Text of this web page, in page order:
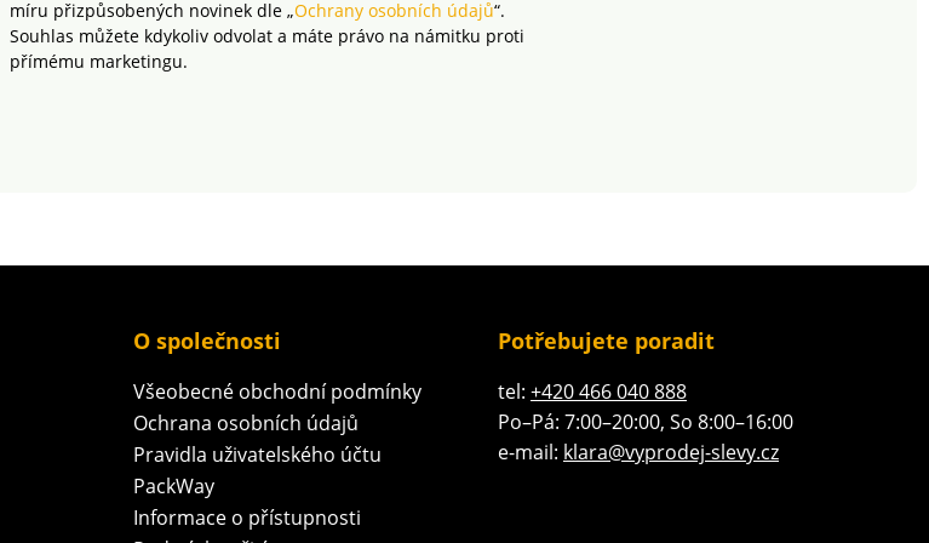
míru přizpůsobených novinek dle „Ochrany osobních údajů“.
Souhlas můžete kdykoliv odvolat a máte právo na námitku proti
přímému marketingu.
O společnosti
Všeobecné obchodní podmínky
Ochrana osobních údajů
Pravidla uživatelského účtu
PackWay
Informace o přístupnosti
Potřebujete poradit
tel: +420 466 040 888
Po–Pá: 7:00–20:00, So 8:00–16:00
e-mail: klara@vyprodej-slevy.cz